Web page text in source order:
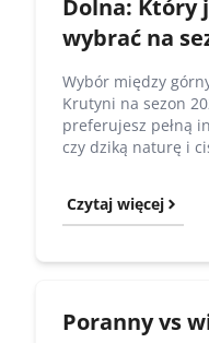
Dolna: Który
wybrać na
Wybór między
Krutyni na sezon
preferujesz pełną
czy dziką naturę i
Czytaj więcej
Poranny vs